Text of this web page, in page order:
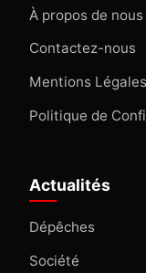
À propos de nous
Contactez-nous
Mentions Légales
Politique de
Actualités
Dépêches
Société